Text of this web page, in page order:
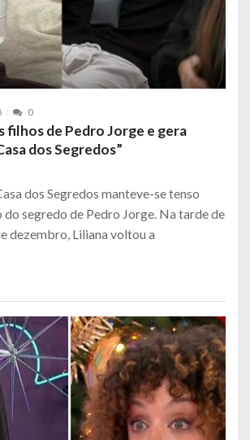
0
filhos de Pedro Jorge e gera
dos Segredos”
dos Segredos manteve-se tenso
do segredo de Pedro Jorge. Na tarde de
dezembro, Liliana voltou a